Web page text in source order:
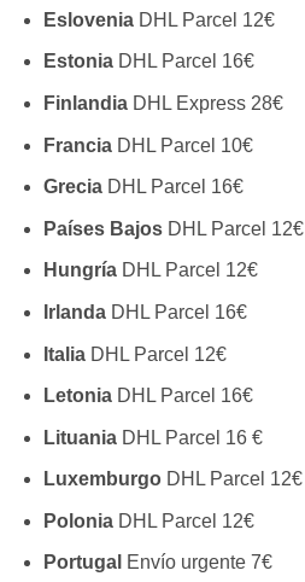
EsloveniaDHL Parcel 12€
EstoniaDHL Parcel 16€
FinlandiaDHL Express 28€
FranciaDHL Parcel 10€
GreciaDHL Parcel 16€
Países BajosDHL Parcel 12€
HungríaDHL Parcel 12€
IrlandaDHL Parcel 16€
ItaliaDHL Parcel 12€
LetoniaDHL Parcel 16€
LituaniaDHL Parcel 16 €
LuxemburgoDHL Parcel 12€
PoloniaDHL Parcel 12€
Portugal Envío urgente 7€